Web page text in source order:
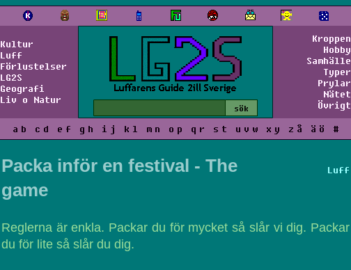
Kultur
Luff
Förlustelser
LG2S
Geografi
Liv o Natur
Kroppen
Hobby
Samhälle
Typer
Prylar
Nätet
Övrigt
a b c d e f g h i j k l m n o p q r s t u v w x y z å ä ö #
Luff
Packa inför en festival - The
game
Reglerna är enkla. Packar du för mycket så slår vi dig. Packar
du för lite så slår du dig.